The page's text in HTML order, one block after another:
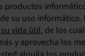
productos
su uso
vida útil, de los
y aprovecha los